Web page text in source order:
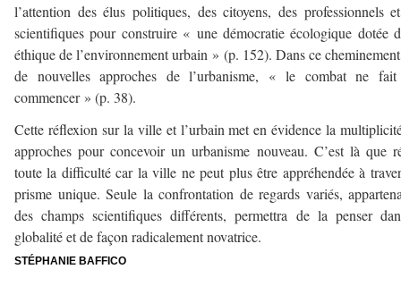
l’attention des élus politiques, des citoyens, des professionnels
scientifiques pour construire « une démocratie écologique dotée
éthique de l’environnement urbain » (p. 152). Dans ce
de nouvelles approches de l’urbanisme, « le combat ne
commencer » (p. 38).
Cette réflexion sur la ville et l’urbain met en évidence la
approches pour concevoir un urbanisme nouveau. C’est là que
toute la difficulté car la ville ne peut plus être appréhendée à
prisme unique. Seule la confrontation de regards variés,
des champs scientifiques différents, permettra de la penser
globalité et de façon radicalement novatrice.
STÉPHANIE BAFFICO